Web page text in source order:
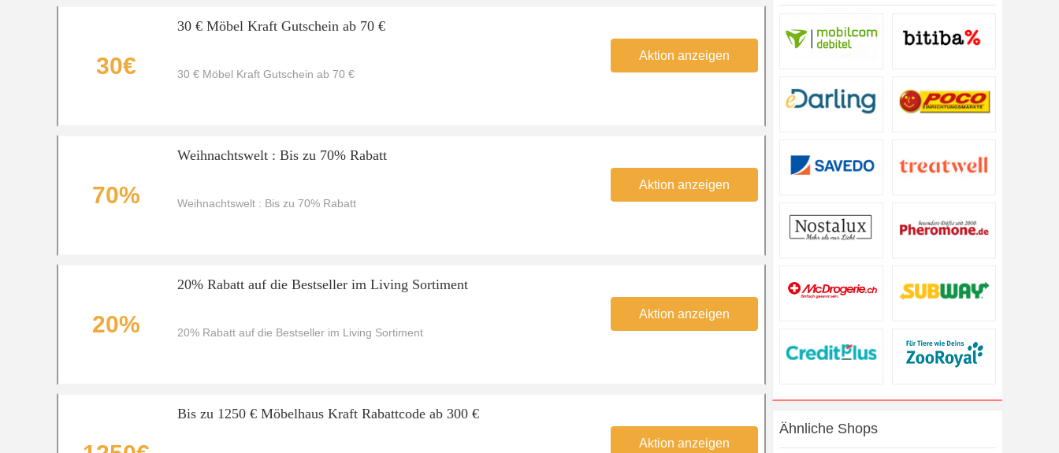
30€
30 € Möbel Kraft Gutschein ab 70 €
30 € Möbel Kraft Gutschein ab 70 €
Aktion anzeigen
70%
Weihnachtswelt : Bis zu 70% Rabatt
Weihnachtswelt : Bis zu 70% Rabatt
Aktion anzeigen
20%
20% Rabatt auf die Bestseller im Living Sortiment
20% Rabatt auf die Bestseller im Living Sortiment
Aktion anzeigen
Bis zu 1250 € Möbelhaus Kraft Rabattcode ab 300 €
Aktion anzeigen
Ähnliche Shops